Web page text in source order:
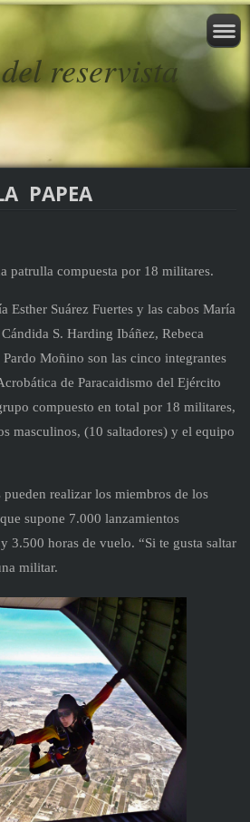
reservista
PAPEA
patrulla compuesta por 18 militares.
Esther Suárez Fuertes y las cabos María
S. Harding Ibáñez, Rebeca
Moñino son las cinco integrantes
de Paracaidismo del Ejército
compuesto en total por 18 militares,
masculinos, (10 saltadores) y el equipo
realizar los miembros de los
supone 7.000 lanzamientos
3.500 horas de vuelo. “Si te gusta saltar
militar.